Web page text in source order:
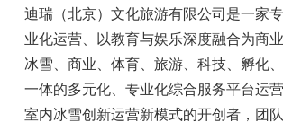
迪瑞（北京）文化旅游有限公司是一家
业化运营、以教育与娱乐深度融合为商
冰雪、商业、体育、旅游、科技、孵化
一体的多元化、专业化综合服务平台运
室内冰雪创新运营新模式的开创者，团